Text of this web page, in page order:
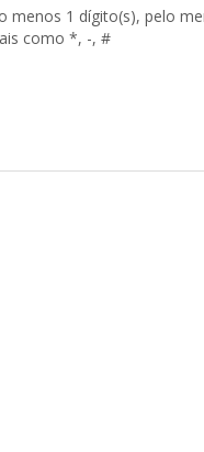
1 dígito(s), pelo
como *, -, #